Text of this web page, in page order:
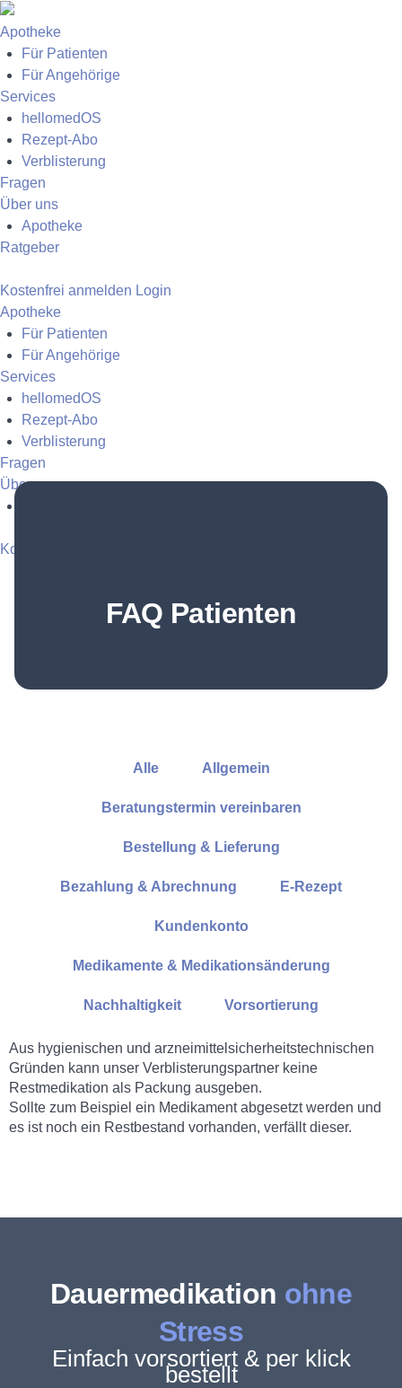
Apotheke
Für Patienten
Für Angehörige
Services
hellomedOS
Rezept-Abo
Verblisterung
Fragen
Über uns
Apotheke
Ratgeber
Kostenfrei anmelden Login
Apotheke
Für Patienten
Für Angehörige
Services
hellomedOS
Rezept-Abo
Verblisterung
Fragen
Über uns
Kostenfrei anmelden
FAQ Patienten
Alle Allgemein
Beratungstermin vereinbaren
Bestellung & Lieferung
Bezahlung & Abrechnung E-Rezept
Kundenkonto
Medikamente & Medikationsänderung
Nachhaltigkeit Vorsortierung
Aus hygienischen und arzneimittelsicherheitstechnischen
Gründen kann unser Verblisterungspartner keine
Restmedikation als Packung ausgeben.
Sollte zum Beispiel ein Medikament abgesetzt werden und
es ist noch ein Restbestand vorhanden, verfällt dieser.
Dauermedikation ohne
Stress
Einfach vorsortiert & per klick
bestellt